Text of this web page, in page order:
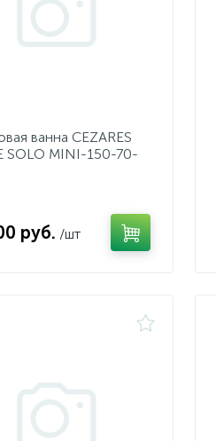
ванна CEZARES
SOLO MINI-150-70-
руб. /шт